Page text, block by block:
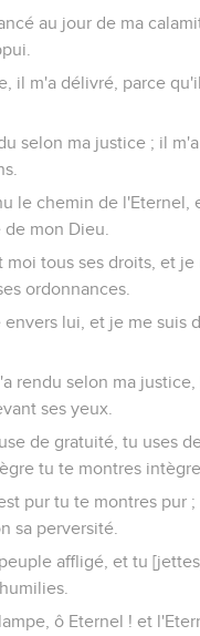
au jour de ma
il m'a délivré, parce
selon ma justice ; il
le chemin de l'Eternel,
mon Dieu.
moi tous ses droits, et je
ordonnances.
lui, et je me suis
rendu selon ma
ses yeux.
de gratuité, tu uses
tu te montres intègre.
pur tu te montres pur ;
sa perversité.
affligé, et tu
ô Eternel ! et